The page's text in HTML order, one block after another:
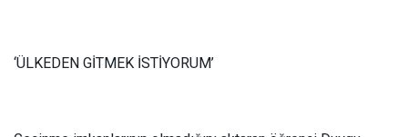
‘ÜLKEDEN GİTMEK İSTİYORUM’